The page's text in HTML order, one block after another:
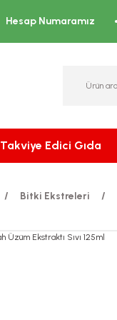
Hesap Numaramız
Takviye Edici Gıda
Bitki Ekstreleri